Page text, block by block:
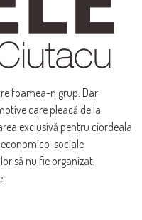
foamea-n grup. Dar
care pleacă de la
exclusivă pentru ciordeala
sociale
să nu fie organizat,